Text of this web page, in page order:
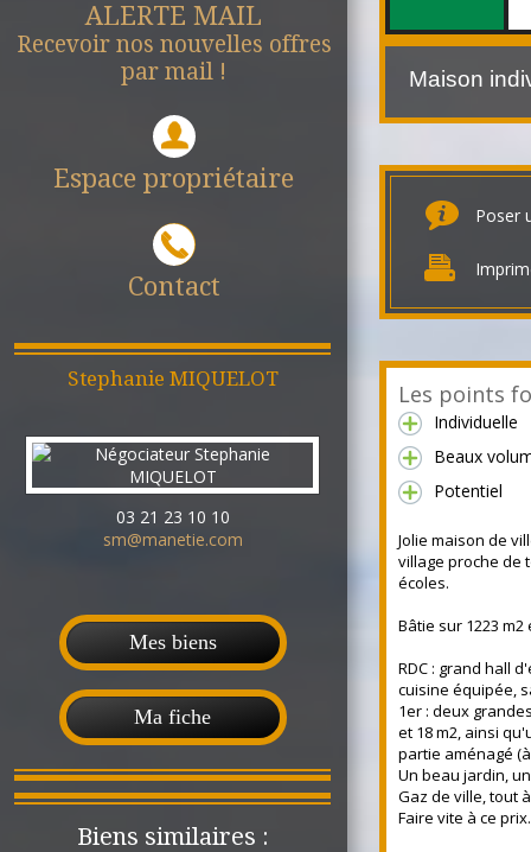
ALERTE MAIL
Recevoir nos nouvelles offres
par mail !
Espace propriétaire
Contact
Stephanie MIQUELOT
03 21 23 10 10
sm@manetie.com
Mes biens
Ma fiche
Biens similaires :
Maison
Poser
Les points
Individuelle
Beaux
Potentiel
Jolie maison de
village proche de
écoles.
Bâtie sur 1223
RDC : grand hall
cuisine équipée,
1er : deux
et 18 m2, ainsi
partie aménagé
Un beau jardin,
Gaz de ville, tout
Faire vite à ce prix.